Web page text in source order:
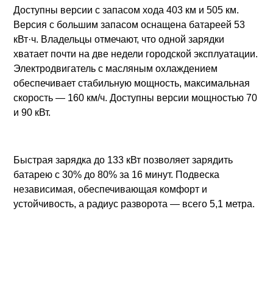
Доступны версии с запасом хода 403 км и 505 км.
Версия с большим запасом оснащена батареей 53
кВт·ч. Владельцы отмечают, что одной зарядки
хватает почти на две недели городской эксплуатации.
Электродвигатель с масляным охлаждением
обеспечивает стабильную мощность, максимальная
скорость — 160 км/ч. Доступны версии мощностью 70
и 90 кВт.
Быстрая зарядка до 133 кВт позволяет зарядить
батарею с 30% до 80% за 16 минут. Подвеска
независимая, обеспечивающая комфорт и
устойчивость, а радиус разворота — всего 5,1 метра.